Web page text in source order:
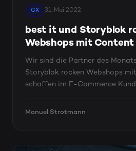
CX 31. Mai 2022
best it und Storyblok
Webshops mit Content
Wir sind die Partner des
Storyblok rocken Webshops
schaffen im E-Commerce
Manuel Strotmann